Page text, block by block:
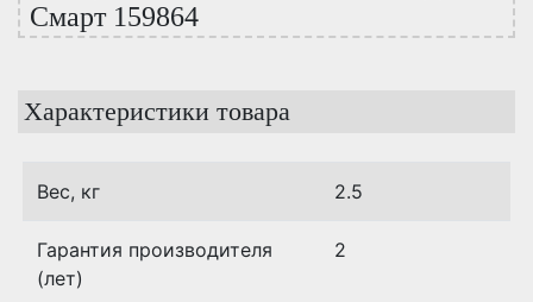
Смарт 159864
Характеристики товара
Вес, кг 2.5
Гарантия производителя
(лет)
2